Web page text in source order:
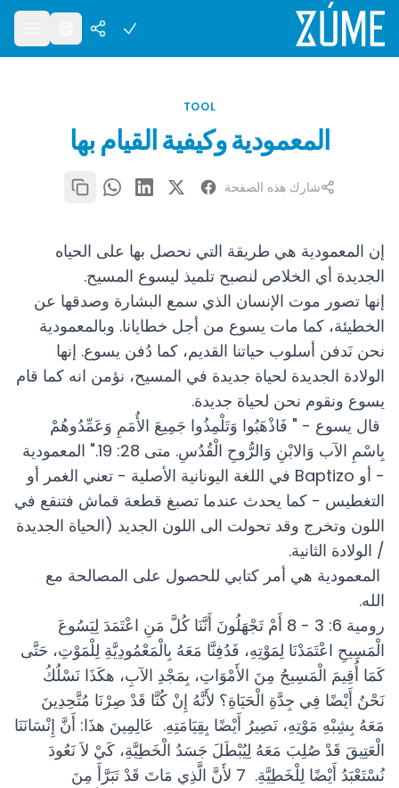
TOOL
المعمودية وكيفية القيام بها
شارك هذه الصفحة
إن المعمودية هي طريقة التي نحصل بها على الحياه
الجديدة أي الخلاص لنصبح تلميذ ليسوع المسيح.
إنها تصور موت الإنسان الذي سمع البشارة وصدقها عن
الخطيئة، كما مات يسوع من أجل خطايانا. وبالمعمودية
نحن نَدفن أسلوب حياتنا القديم، كما دُفن يسوع. إنها
الولادة الجديدة لحياة جديدة في المسيح، نؤمن انه كما قام
يسوع ونقوم نحن لحياة جديدة.
قال يسوع - " فَاذْهَبُوا وَتَلْمِذُوا جَمِيعَ الأُمَمِ وَعَمِّدُوهُمْ
بِاسْمِ الآب وَالابْنِ وَالرُّوحِ الْقُدُسِ. متى 28: 19." المعمودية
- أو Baptizo في اللغة اليونانية الأصلية - تعني الغمر أو
التغطيس - كما يحدث عندما تصبغ قطعة قماش فتنقع في
اللون وتخرج وقد تحولت الى اللون الجديد (الحياة الجديدة
/ الولادة الثانية.
المعمودية هي أمر كتابي للحصول على المصالحة مع
الله.
رومية 6: 3 - 8 أَمْ تَجْهَلُونَ أَنَّنَا كُلَّ مَنِ اعْتَمَدَ لِيَسُوعَ
الْمَسِيحِ اعْتَمَدْنَا لِمَوْتِهِ، فَدُفِنَّا مَعَهُ بِالْمَعْمُودِيَّةِ لِلْمَوْتِ، حَتَّى
كَمَا أُقِيمَ الْمَسِيحُ مِنَ الأَمْوَاتِ، بِمَجْدِ الآبِ، هكَذَا نَسْلُكُ
نَحْنُ أَيْضًا فِي جِدَّةِ الْحَيَاةِ؟ لأَنَّهُ إِنْ كُنَّا قَدْ صِرْنَا مُتَّحِدِينَ
مَعَهُ بِشِبْهِ مَوْتِهِ، نَصِيرُ أَيْضًا بِقِيَامَتِهِ. عَالِمِينَ هذَا: أَنَّ إِنْسَانَنَا
الْعَتِيقَ قَدْ صُلِبَ مَعَهُ لِيُبْطَلَ جَسَدُ الْخَطِيَّةِ، كَيْ لاَ نَعُودَ
نُسْتَعْبَدُ أَيْضًا لِلْخَطِيَّةِ. 7 لأَنَّ الَّذِي مَاتَ قَدْ تَبَرَّأَ مِنَ